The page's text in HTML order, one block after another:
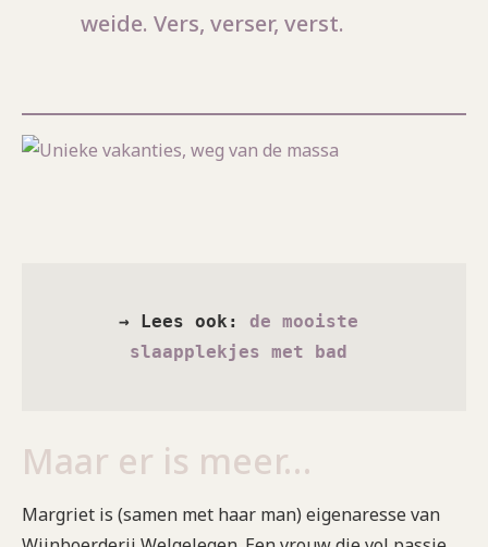
weide. Vers, verser, verst.
→ Lees ook: de mooiste
slaapplekjes met bad
Maar er is meer…
Margriet is (samen met haar man) eigenaresse van